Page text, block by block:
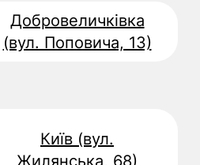
Добровеличківка
(вул. Поповича, 13)
Київ (вул.
Жилянська, 68)